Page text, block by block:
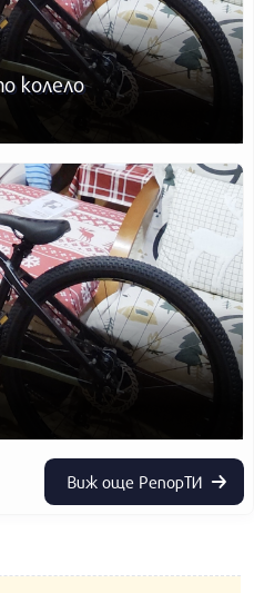
колело
Виж още РепорТИ